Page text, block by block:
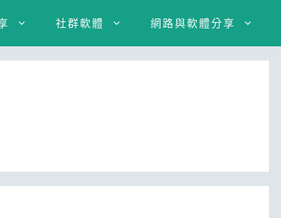
社群軟體 網路與軟體分享